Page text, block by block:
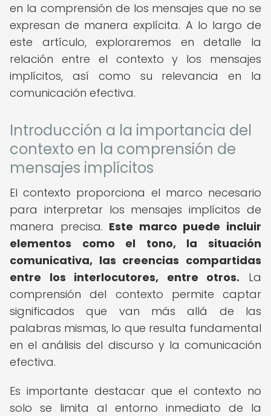
en la comprensión de los mensajes que no se
expresan de manera explícita. A lo largo de
este artículo, exploraremos en detalle la
relación entre el contexto y los mensajes
implícitos, así como su relevancia en la
comunicación efectiva.
Introducción a la importancia del
contexto en la comprensión de
mensajes implícitos
El contexto proporciona el marco necesario
para interpretar los mensajes implícitos de
manera precisa. Este marco puede incluir
elementos como el tono, la situación
comunicativa, las creencias compartidas
entre los interlocutores, entre otros. La
comprensión del contexto permite captar
significados que van más allá de las
palabras mismas, lo que resulta fundamental
en el análisis del discurso y la comunicación
efectiva.
Es importante destacar que el contexto no
solo se limita al entorno inmediato de la